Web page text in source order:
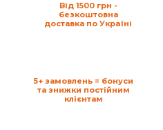
Від 1500 грн -
безкоштовна
доставка по Україні
5+ замовлень = бонуси
та знижки постійним
клієнтам